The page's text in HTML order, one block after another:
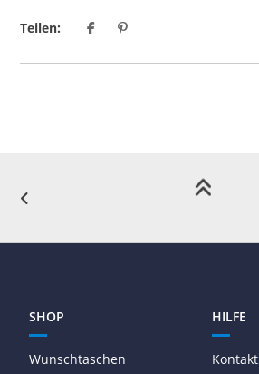
Teilen:
SHOP
Wunschtaschen
HILFE
Kontakt